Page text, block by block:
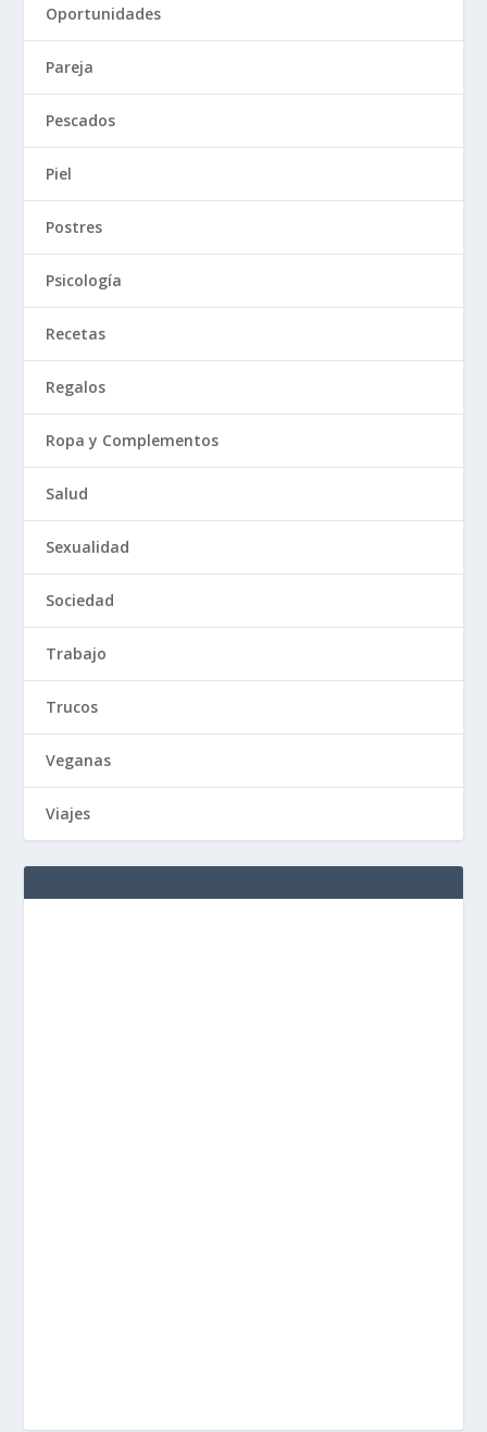
Oportunidades
Pareja
Pescados
Piel
Postres
Psicología
Recetas
Regalos
Ropa y Complementos
Salud
Sexualidad
Sociedad
Trabajo
Trucos
Veganas
Viajes